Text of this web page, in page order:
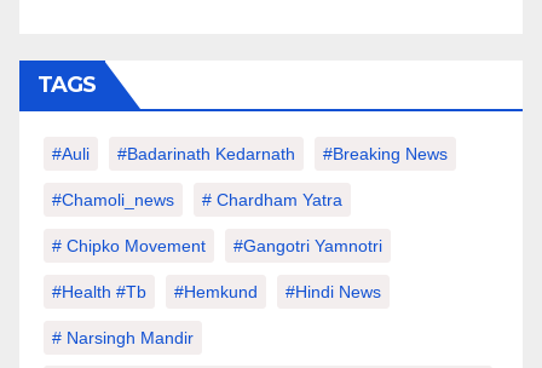
TAGS
#auli #Badarinath Kedarnath #Breaking News
#chamoli_news # Chardham Yatra
# Chipko Movement #Gangotri Yamnotri
#Health #tb #hemkund #hindi News
# Narsingh Mandir